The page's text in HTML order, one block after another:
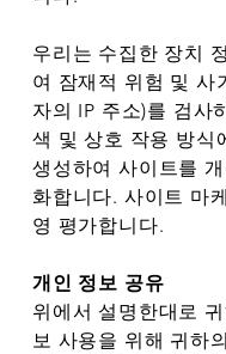
우리는 수집한 장치
여 잠재적 위험 및 사
자의 IP 주소)를 검사
색 및 상호 작용 방식
생성하여 사이트를
화합니다. 사이트 마
영 평가합니다.
개인 정보 공유
위에서 설명한대로
보 사용을 위해 귀하